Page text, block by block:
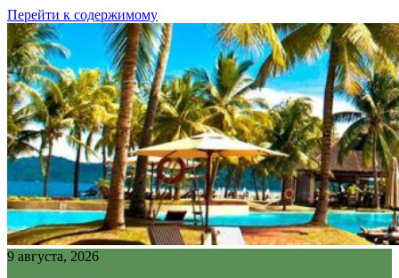
Перейти к содержимому
9 августа, 2026